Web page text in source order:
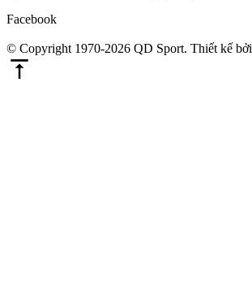
Facebook
© Copyright 1970-2026 QD Sport. Thiết kế bởi